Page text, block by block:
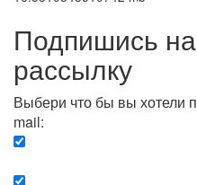
Подпишись
рассылку
Выбери что бы вы хотели
mail: